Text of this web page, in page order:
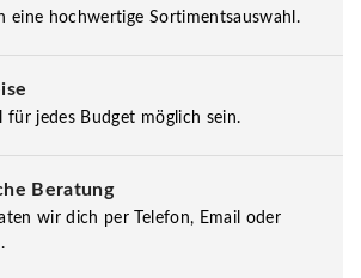
eine hochwertige Sortimentsauswahl.
für jedes Budget möglich sein.
Beratung
wir dich per Telefon, Email oder